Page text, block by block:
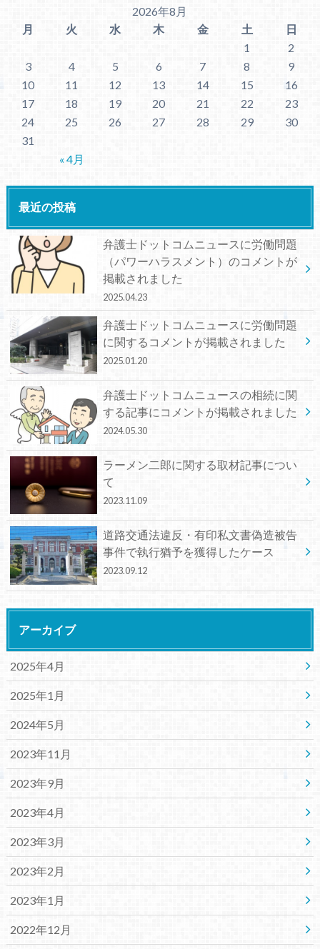
2026年8月
月
火 水 木 金 土 日
« 4月
1
2
3
4 5 6 7 8
9
10
11 12 13 14 15
16
17
18 19 20 21 22
23
24
25 26 27 28 29
30
31
最近の投稿
弁護士ドットコムニュースに労働問題
（パワーハラスメント）のコメントが
掲載されました
2025.04.23
弁護士ドットコムニュースに労働問題
に関するコメントが掲載されました
2025.01.20
弁護士ドットコムニュースの相続に関
する記事にコメントが掲載されました
2024.05.30
ラーメン二郎に関する取材記事につい
て
2023.11.09
道路交通法違反・有印私文書偽造被告
事件で執行猶予を獲得したケース
2023.09.12
アーカイブ
2025年4月
2025年1月
2024年5月
2023年11月
2023年9月
2023年4月
2023年3月
2023年2月
2023年1月
2022年12月